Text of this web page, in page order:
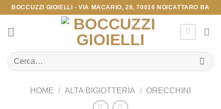
Salta
contenuti
BOCCUZZI GIOIELLI - VIA MACARIO, 28, 70016 NOICATTARO BA
Cerca:
HOME / ALTA BIGIOTTERIA / ORECCHINI